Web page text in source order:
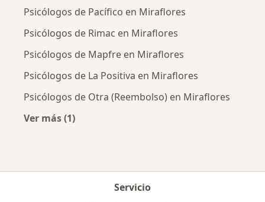
Psicólogos de Pacífico en Miraflores
Psicólogos de Rimac en Miraflores
Psicólogos de Mapfre en Miraflores
Psicólogos de La Positiva en Miraflores
Psicólogos de Otra (Reembolso) en Miraflores
Ver más (1)
Servicio